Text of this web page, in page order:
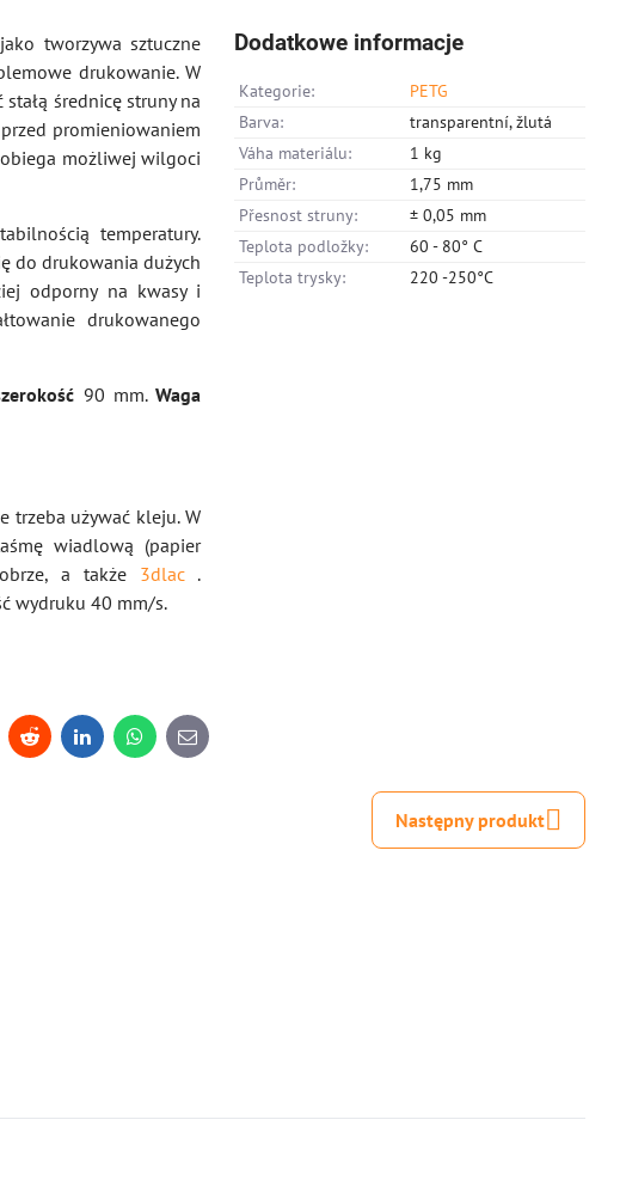
tworzywa sztuczne
drukowanie. W
średnicę struny na
promieniowaniem
możliwej wilgoci
temperatury.
do drukowania dużych
odporny na kwasy i
drukowanego
90 mm.Waga
trzeba używać kleju. W
wiadlową (papier
a także 3dlac .
wydruku 40 mm/s.
Dodatkowe informacje
Kategorie:
PETG
Barva:
transparentní, žlutá
Váha materiálu:
1 kg
Průměr:
1,75 mm
Přesnost struny:
± 0,05 mm
Teplota podložky:
60 - 80° C
Teplota trysky:
220 -250°C
RedditLinkedInWhatsApp
E-
mail
Następny produkt